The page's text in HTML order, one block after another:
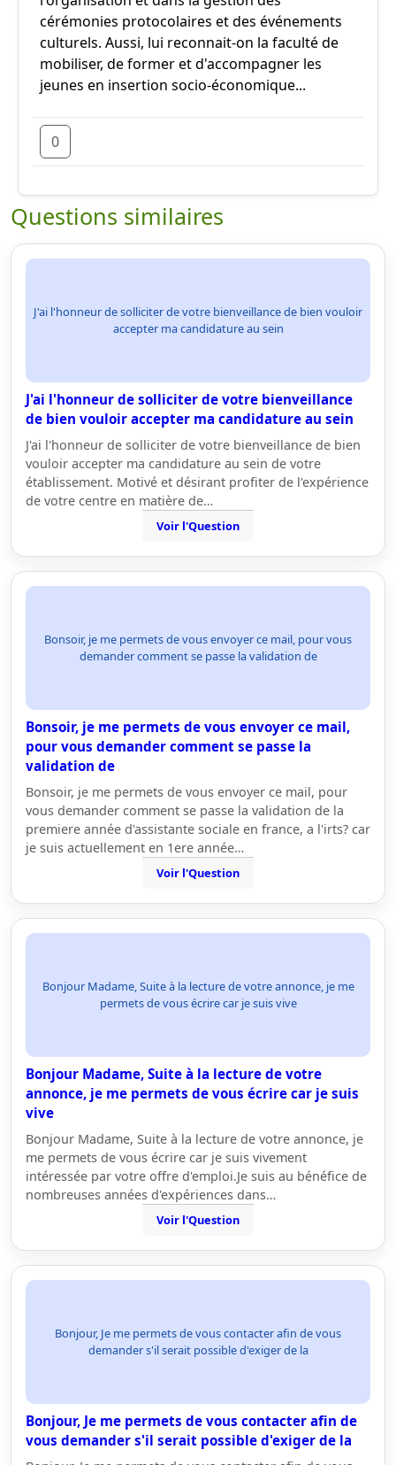
cérémonies protocolaires et des événements
culturels. Aussi, lui reconnait-on la faculté de
mobiliser, de former et d'accompagner les
jeunes en insertion socio-économique...
0
Questions similaires
J'ai l'honneur de solliciter de votre bienveillance de bien vouloir
accepter ma candidature au sein
J'ai l'honneur de solliciter de votre bienveillance
de bien vouloir accepter ma candidature au sein
J'ai l'honneur de solliciter de votre bienveillance de bien
vouloir accepter ma candidature au sein de votre
établissement. Motivé et désirant profiter de l'expérience
de votre centre en matière de…
Voir l'Question
Bonsoir, je me permets de vous envoyer ce mail, pour vous
demander comment se passe la validation de
Bonsoir, je me permets de vous envoyer ce mail,
pour vous demander comment se passe la
validation de
Bonsoir, je me permets de vous envoyer ce mail, pour
vous demander comment se passe la validation de la
premiere année d'assistante sociale en france, a l'irts? car
je suis actuellement en 1ere année…
Voir l'Question
Bonjour Madame, Suite à la lecture de votre annonce, je me
permets de vous écrire car je suis vive
Bonjour Madame, Suite à la lecture de votre
annonce, je me permets de vous écrire car je suis
vive
Bonjour Madame, Suite à la lecture de votre annonce, je
me permets de vous écrire car je suis vivement
intéressée par votre offre d'emploi.Je suis au bénéfice de
nombreuses années d'expériences dans…
Voir l'Question
Bonjour, Je me permets de vous contacter afin de vous
demander s'il serait possible d'exiger de la
Bonjour, Je me permets de vous contacter afin de
vous demander s'il serait possible d'exiger de la